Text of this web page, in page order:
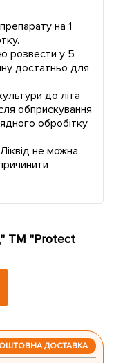
на 1
розвести у 5
достатньо для
до літа
обприскування
обробітку
не можна
ТМ "Protect
ДОСТАВКА